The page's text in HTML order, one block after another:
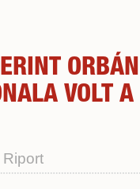
VOLT A